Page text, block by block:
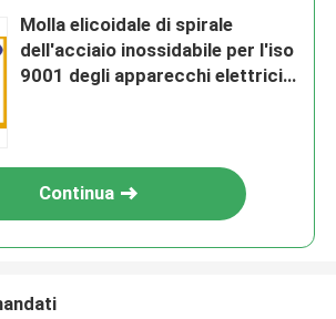
Molla elicoidale di spirale
dell'acciaio inossidabile per l'iso
9001 degli apparecchi elettrici
Continua